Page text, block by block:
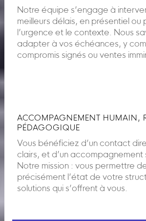
Notre équipe s’engage à
meilleurs délais, en présentiel ou
l’urgence et le contexte. Nous
adapter à vos échéances, y
compromis signés ou ventes
ACCOMPAGNEMENT HUMAIN,
PÉDAGOGIQUE
Vous bénéficiez d’un contact
clairs, et d’un accompagnement
Notre mission : vous permettre
précisément l’état de votre
solutions qui s’offrent à vous.